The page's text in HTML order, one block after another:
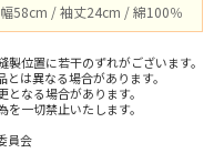
幅58cm / 袖丈24cm / 綿100％
位置に若干のずれがございます。
は異なる場合があります。
なる場合があります。
一切禁止いたします。
員会